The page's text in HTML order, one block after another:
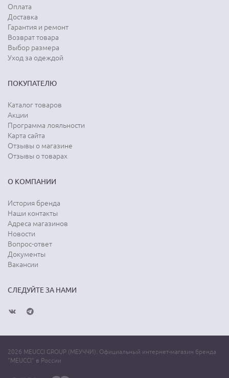
Оплата
Доставка
Гарантия и ремонт
Возврат товара
Выбор размера
Уход за одеждой
ПОКУПАТЕЛЮ
Каталог товаров
Акции
Программа лояльности
Карта сайта
Отзывы о магазине
Отзывы о товарах
О КОМПАНИИ
История бренда
Наши контакты
Адреса магазинов
Новости
Вопрос-ответ
Документы
Вакансии
СЛЕДУЙТЕ ЗА НАМИ
2026 MEUCCI GROUP (МЕУЧЧИ). Официальный интернет-магазин бренда
"MEUCCI" в России